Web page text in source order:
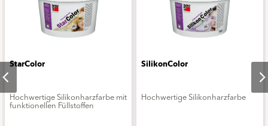
StarColor
Hochwertige Silikonharzfarbe mit
funktionellen Füllstoffen
SilikonColor
Hochwertige Silikonharzfarbe